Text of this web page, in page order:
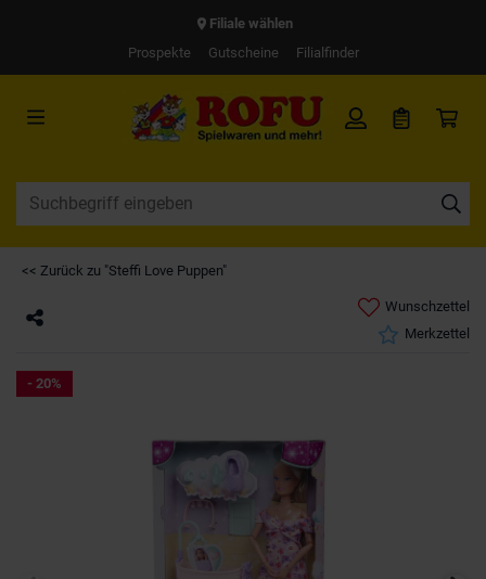
Filiale wählen
Prospekte
Gutscheine Filialfinder
<< Zurück zu "Steffi Love Puppen"
Wunschzettel
Merkzettel
- 20%